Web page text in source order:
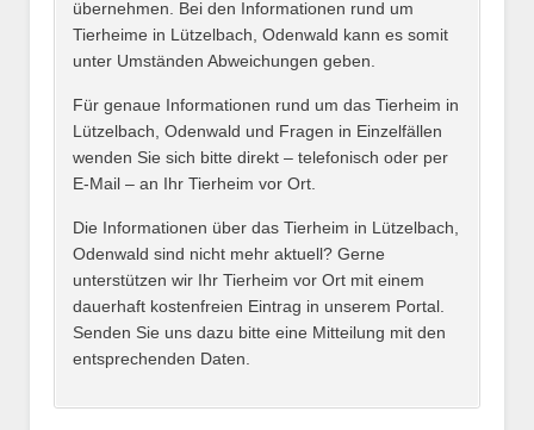
Name des Tierheims*
übernehmen. Bei den Informationen rund um
Tierheime in Lützelbach, Odenwald kann es somit
unter Umständen Abweichungen geben.
Für genaue Informationen rund um das Tierheim in
Lützelbach, Odenwald und Fragen in Einzelfällen
wenden Sie sich bitte direkt – telefonisch oder per
E-Mail – an Ihr Tierheim vor Ort.
Die Informationen über das Tierheim in Lützelbach,
Odenwald sind nicht mehr aktuell? Gerne
unterstützen wir Ihr Tierheim vor Ort mit einem
dauerhaft kostenfreien Eintrag in unserem Portal.
Senden Sie uns dazu bitte eine Mitteilung mit den
entsprechenden Daten.